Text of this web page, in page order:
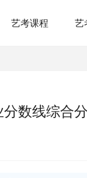
艺考课程 艺
数线综合